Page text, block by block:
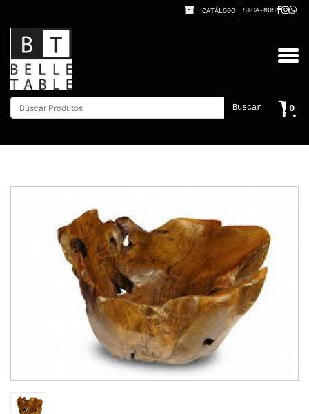
CATÁLOGO SIGA-NOS
Buscar 0